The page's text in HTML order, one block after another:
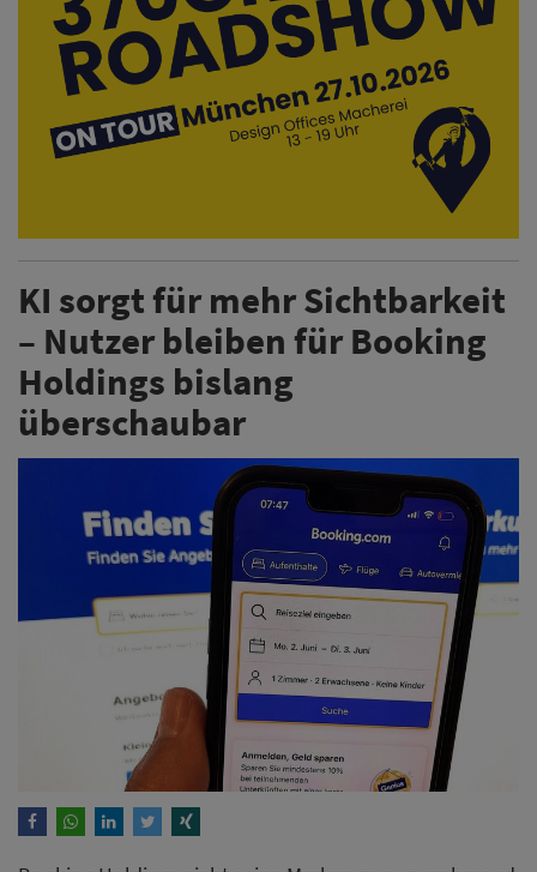
KI sorgt für mehr Sichtbarkeit
– Nutzer bleiben für Booking
Holdings bislang
überschaubar